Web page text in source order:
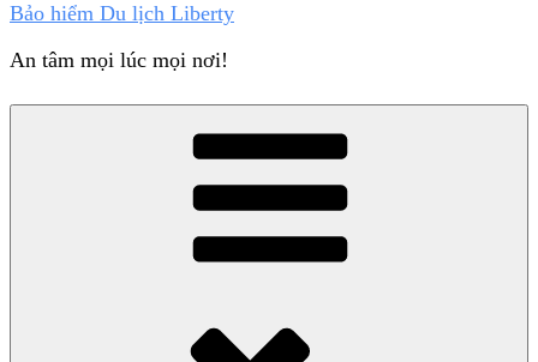
Bảo hiểm Du lịch Liberty
An tâm mọi lúc mọi nơi!